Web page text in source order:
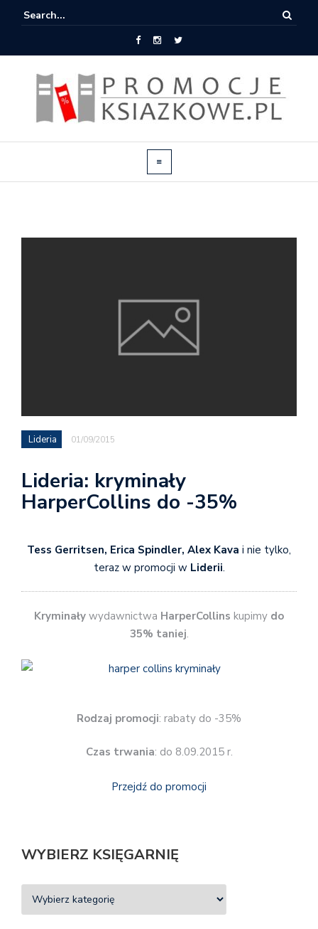
Lideria 01/09/2015
Lideria: kryminały
HarperCollins do -35%
Tess Gerritsen, Erica Spindler, Alex Kava i nie tylko,
teraz w promocji w Liderii.
Kryminały wydawnictwa HarperCollins kupimy do
35% taniej.
Rodzaj promocji: rabaty do -35%
Czas trwania: do 8.09.2015 r.
Przejdź do promocji
WYBIERZ KSIĘGARNIĘ